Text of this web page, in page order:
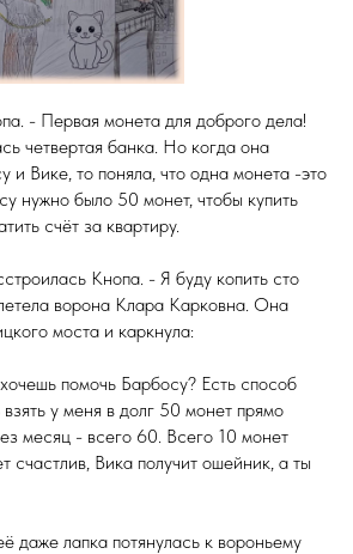
- Первая монета для доброго дела!
четвертая банка. Но когда она
и Вике, то поняла, что одна монета -это
нужно было 50 монет, чтобы купить
счёт за квартиру.
Кнопа. - Я буду копить сто
ворона Клара Карковна. Она
моста и каркнула:
помочь Барбосу? Есть способ
у меня в долг 50 монет прямо
месяц - всего 60. Всего 10 монет
счастлив, Вика получит ошейник, а ты
даже лапка потянулась к вороньему